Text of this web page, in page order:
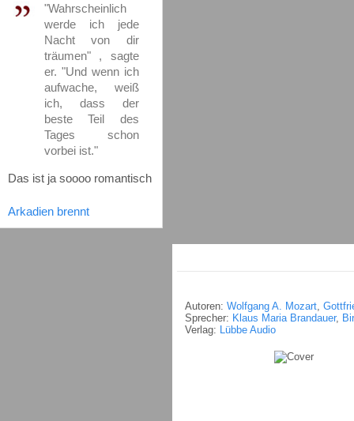
"Wahrscheinlich
werde ich jede
Nacht von dir
träumen" , sagte
er. "Und wenn ich
aufwache, weiß
ich, dass der
beste Teil des
Tages schon
vorbei ist."
Das ist ja soooo romantisch
Arkadien brennt
Autoren: Wolfgang A. Mozart,
Sprecher: Klaus Maria Brandauer,
Verlag: Lübbe Audio